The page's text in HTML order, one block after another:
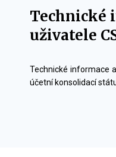
Technické
uživatele
Technické informace
účetní konsolidací